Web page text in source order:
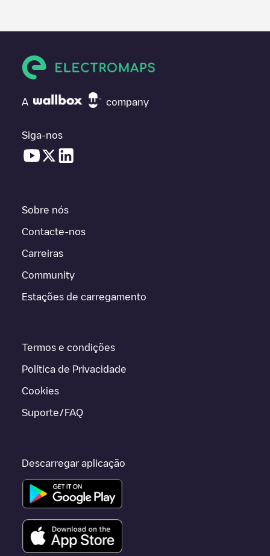
A company
Siga-nos
Sobre nós
Contacte-nos
Carreiras
Community
Estações de carregamento
Termos e condições
Política de Privacidade
Cookies
Suporte/FAQ
Descarregar aplicação